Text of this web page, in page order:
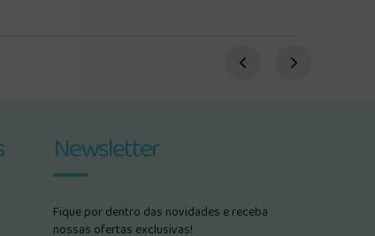
Newsletter
Fique por dentro das novidades e receba
nossas ofertas exclusivas!